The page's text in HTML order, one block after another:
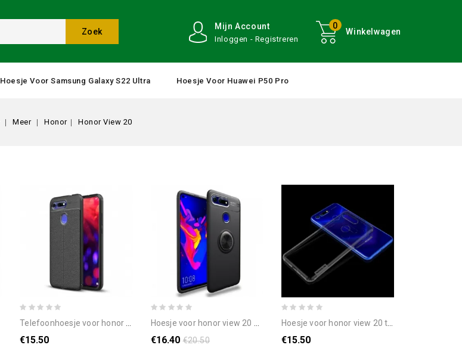
Winkelwagen
0
Mijn Account
Inloggen - Registreren
Zoek
Hoesje Voor Samsung Galaxy S22 Ultra Hoesje Voor Huawei P50 Pro
Meer Honor Honor View 20
telefoonhoesje voor honor view 20 dubbellijns litchi leder effect
€15.50
hoesje voor honor view 20 draaiende ring
€16.40 €20.50
hoesje voor honor view 20 transparante nillkin
€15.50